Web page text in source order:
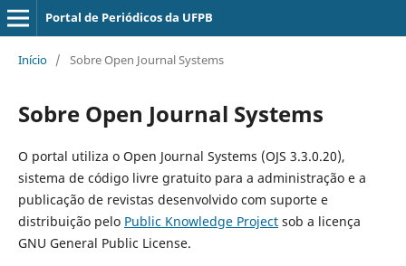
Portal de Periódicos da UFPB
Início / Sobre Open Journal Systems
Sobre Open Journal Systems
O portal utiliza o Open Journal Systems (OJS 3.3.0.20),
sistema de código livre gratuito para a administração e a
publicação de revistas desenvolvido com suporte e
distribuição pelo Public Knowledge Projectsob a licença
GNU General Public License.